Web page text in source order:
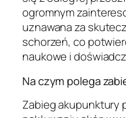
ogromnym
uznawana za
schorzeń, co
naukowe i
Na czym polega
Zabieg akupunktury